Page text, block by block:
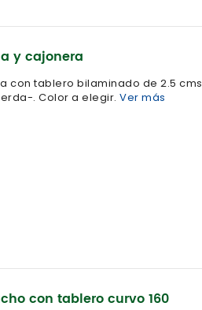
y cajonera
con tablero bilaminado de 2.5
. Color a elegir.Ver más
con tablero curvo 160